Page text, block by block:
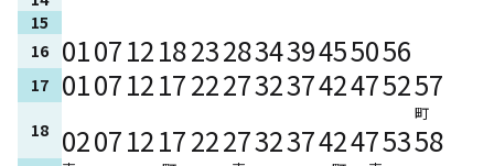
15
16
0107121823283439455056
17 010712172227323742475257
18 0207121722273237424753
町
58